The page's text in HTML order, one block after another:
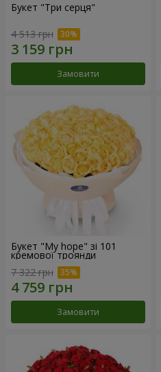
Букет "Три серця"
4 513 грн
Замовити
Букет "My hope" зі 101
кремової троянди
7 322 грн
Замовити